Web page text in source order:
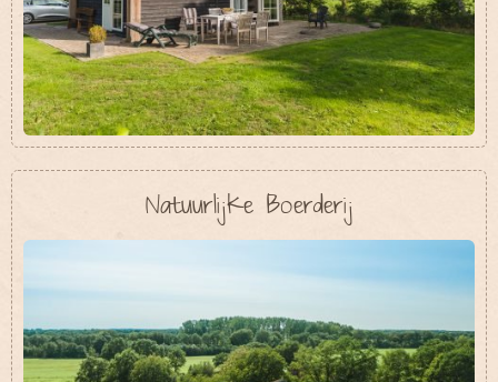
Natuurlijke Boerderij